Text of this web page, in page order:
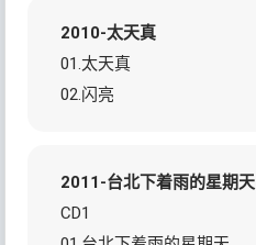
2010-太天真
01.太天真
02.闪亮
2011-台北下着雨的星期天
CD1